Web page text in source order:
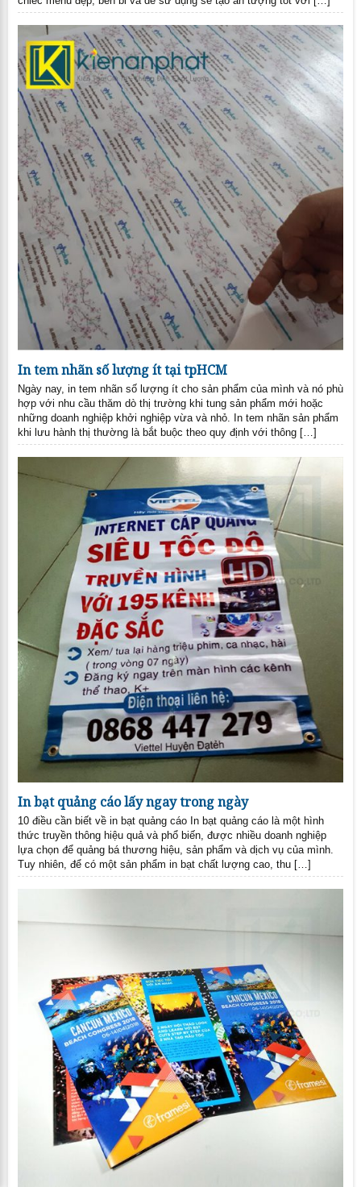
In tem nhãn số lượng ít tại tpHCM
Ngày nay, in tem nhãn số lượng ít cho sản phẩm của mình và nó phù
hợp với nhu cầu thăm dò thị trường khi tung sản phẩm mới hoặc
những doanh nghiệp khởi nghiệp vừa và nhỏ. In tem nhãn sản phẩm
khi lưu hành thị thường là bắt buộc theo quy định với thông […]
In bạt quảng cáo lấy ngay trong ngày
10 điều cần biết về in bạt quảng cáo In bạt quảng cáo là một hình
thức truyền thông hiệu quả và phổ biến, được nhiều doanh nghiệp
lựa chọn để quảng bá thương hiệu, sản phẩm và dịch vụ của mình.
Tuy nhiên, để có một sản phẩm in bạt chất lượng cao, thu […]